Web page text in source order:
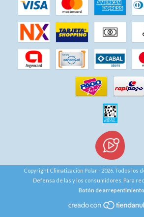
Copyright Climatización Polar - 2026. Todos los
Defensa de las y los consumidores. Para
Botón de arrepentimiento